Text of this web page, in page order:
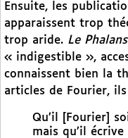
Ensuite, les
apparaissent trop
trop aride. Le
« indigestible »,
connaissent bien la
articles de Fourier,
Qu’il [Fourier]
mais qu’il écrive